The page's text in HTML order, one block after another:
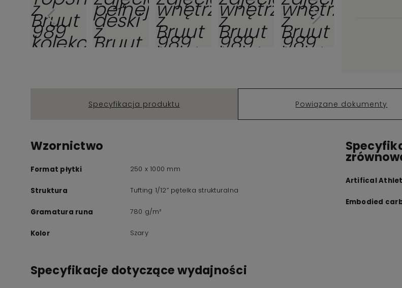
Specyfikacja produktu Powiązane dokumenty
Wzornictwo
Format płytki 250 x 1000 mm
Struktura Tufting 1/12” pętelka strukturalna
Gramatura runa 780 g/m²
Kolor Szary
Artifical
Embodied
Specyfikacje dotyczące wydajności